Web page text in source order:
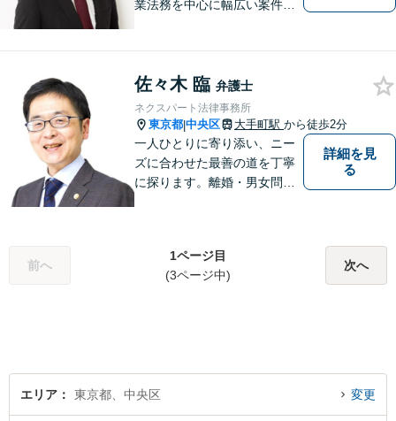
業法務を中心に幅広い案件の
ての豊富な実績】
佐々木 臨 弁護士
ネクスパート法律事務所
東京都|中央区 大手町駅 から徒歩2分
一人ひとりに寄り添い、ニー
ズに合わせた最善の道を丁寧
に探ります。離婚・男女問題
歩を踏み出せるよう、力強い
味方として解決まで伴走しま
詳細を見
る
前へ
1ページ目
(3ページ中)
次へ
エリア 東京都、中央区 変更